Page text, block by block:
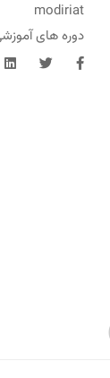
modiriat
دوره های